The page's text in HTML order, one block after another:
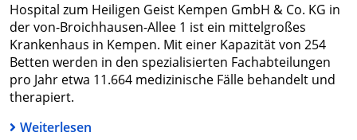
Hospital zum Heiligen Geist Kempen GmbH & Co. KG in
der von-Broichhausen-Allee 1 ist ein mittelgroßes
Krankenhaus in Kempen. Mit einer Kapazität von 254
Betten werden in den spezialisierten Fachabteilungen
pro Jahr etwa 11.664 medizinische Fälle behandelt und
therapiert.
Weiterlesen